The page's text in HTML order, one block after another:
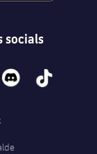
socials
discord tiktok